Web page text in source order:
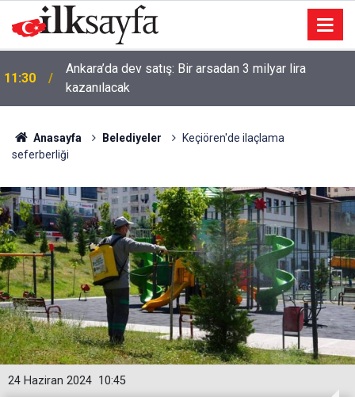
11:30
Ankara’da dev satış: Bir arsadan 3 milyar lira
kazanılacak
Anasayfa Belediyeler
Keçiören'de ilaçlama
seferberliği
10:45
24 Haziran 2024